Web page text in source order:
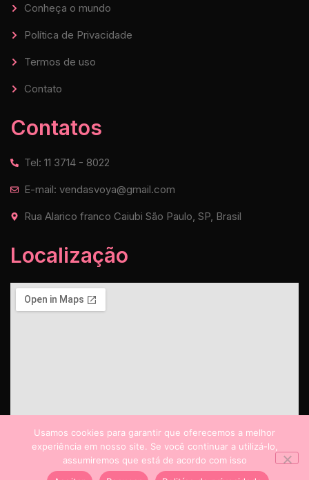
Conheça o mundo
Política de Privacidade
Termos de uso
Contato
Contatos
Tel: 11 3714 - 8022
E-mail: vendasvoya@gmail.com
Rua Alarico franco Caiubi São Paulo, SP, Brasil
Localização
Usamos cookies para garantir que oferecemos a melhor
experiência em nosso site. Se você continuar a utilizá-lo,
assumiremos que está de acordo com isso